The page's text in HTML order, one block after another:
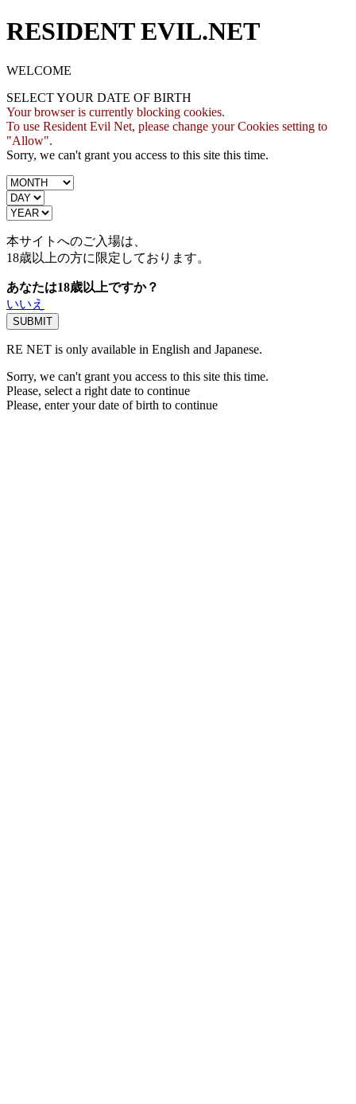
RESIDENT EVIL.NET
WELCOME
SELECT YOUR DATE OF BIRTH
Your browser is currently blocking cookies.
To use Resident Evil Net, please change your Cookies setting to
"Allow".
Sorry, we can't grant you access to this site this time.
本サイトへのご入場は、
18歳以上の方に限定しております。
あなたは18歳以上ですか？
いいえ
RE NET is only available in English and Japanese.
Sorry, we can't grant you access to this site this time.
Please, select a right date to continue
Please, enter your date of birth to continue